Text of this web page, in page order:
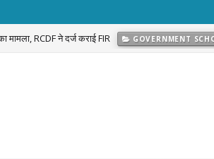
RCDF ने दर्ज कराई FIR GOVERNMENT
में गाड़े गए करीब 2 करोड़ रुपये मूल्य के सोने के आभूषण